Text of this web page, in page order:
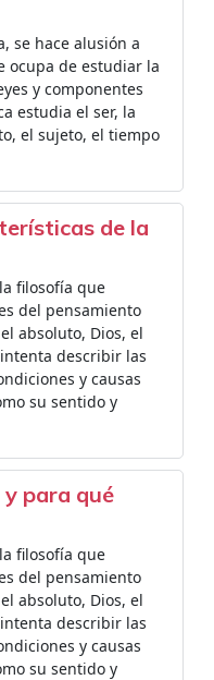
se hace alusión a
ocupa de estudiar la
y componentes
estudia el ser, la
el sujeto, el tiempo
de la
filosofía que
del pensamiento
absoluto, Dios, el
describir las
y causas
su sentido y
para qué
filosofía que
del pensamiento
absoluto, Dios, el
describir las
y causas
su sentido y